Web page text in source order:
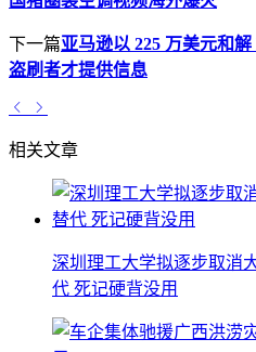
下一篇亚马逊以 225 万美元和
盗刷者才提供信息
相关文章
深圳理工大学拟逐步取消
代 死记硬背没用